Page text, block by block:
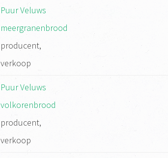
Puur Veluws
meergranenbrood
producent,
verkoop
Puur Veluws
volkorenbrood
producent,
verkoop